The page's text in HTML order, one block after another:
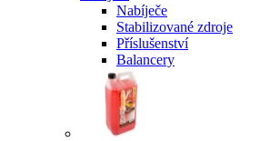
Nabíječe
Stabilizované zdroje
Příslušenství
Balancery